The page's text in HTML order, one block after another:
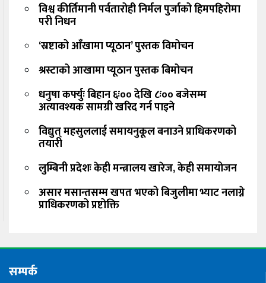
विश्व कीर्तिमानी पर्वतारोही निर्मल पुर्जाको हिमपहिरोमा
परी निधन
‘स्रष्टाको आँखामा प्यूठान’ पुस्तक विमोचन
श्रस्टाको आखामा प्यूठान पुस्तक बिमोचन
धनुषा कर्फ्युः बिहान ६ः०० देखि ८ः०० बजेसम्म
अत्यावश्यक सामग्री खरिद गर्न पाइने
विद्युत् महसुललाई समायनुकूल बनाउने प्राधिकरणको
तयारी
लुम्बिनी प्रदेशः केही मन्त्रालय खारेज, केही समायोजन
असार मसान्तसम्म खपत भएको बिजुलीमा भ्याट नलाग्ने
प्राधिकरणको प्रष्टोक्ति
सम्पर्क